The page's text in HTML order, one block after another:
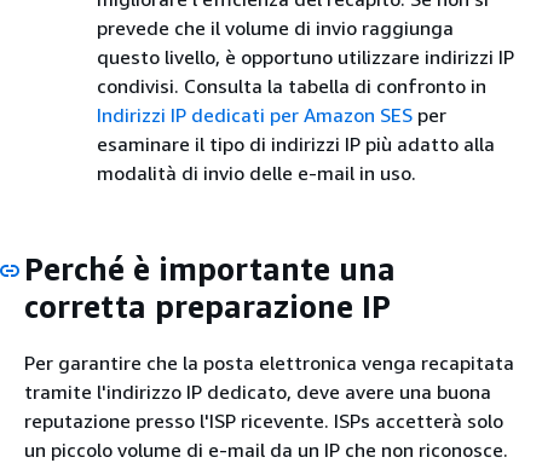
prevede che il volume di invio raggiunga
questo livello, è opportuno utilizzare indirizzi IP
condivisi. Consulta la tabella di confronto in
Indirizzi IP dedicati per Amazon SES per
esaminare il tipo di indirizzi IP più adatto alla
modalità di invio delle e-mail in uso.
Perché è importante una
corretta preparazione IP
Per garantire che la posta elettronica venga recapitata
tramite l'indirizzo IP dedicato, deve avere una buona
reputazione presso l'ISP ricevente. ISPs accetterà solo
un piccolo volume di e-mail da un IP che non riconosce.